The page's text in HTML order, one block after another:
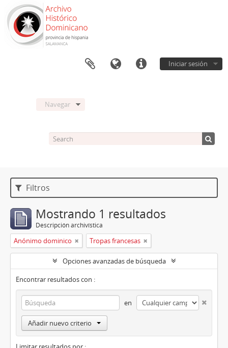
Iniciar sesión
Navegar
Filtros
Mostrando 1 resultados
Descripción archivística
Anónimo dominico Tropas francesas
Opciones avanzadas de búsqueda
Encontrar resultados con :
en
Añadir nuevo criterio